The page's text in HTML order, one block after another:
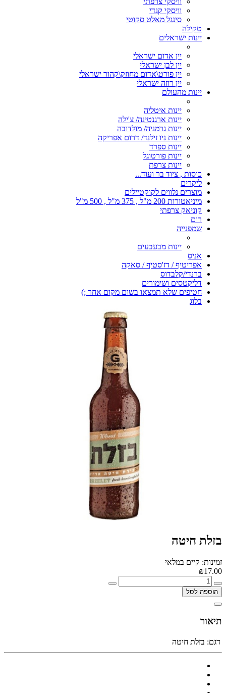
וויסקי קנדי
סינגל מאלט סקוטי
טקילה
יינות ישראלים
יין אדום ישראלי
יין לבן ישראלי
יין פורט\אדום מחוזק\קהור ישראלי
יין רוזה ישראלי
יינות מהעולם
יינות איטליה
יינות ארגנטינה/ צ'ילה
יינות גרמניה/ מולדובה
יינות ניו זילנד/ דרום אפריקה
יינות ספרד
יינות פורטוגל
יינות צרפת
כוסות , ציוד בר ועוד...
ליקרים
מוצרים נלווים לקוקטיילים
מיניאטורות 200 מ"ל , 375 מ"ל , 500 מ"ל
קוניאק צרפתי
רום
שמפנייה
יינות מבעבעים
אניס
אפריטיף / דז'סטיף / סאקה
ברנדי/קלבדוס
דליקטסים ושימורים
חטיפים שלא תמצאו בשום מקום אחר ;)
בלוג
בזלת חיטה
זמינות: קיים במלאי
₪17.00
הוספה לסל
תיאור
דגם: בזלת חיטה